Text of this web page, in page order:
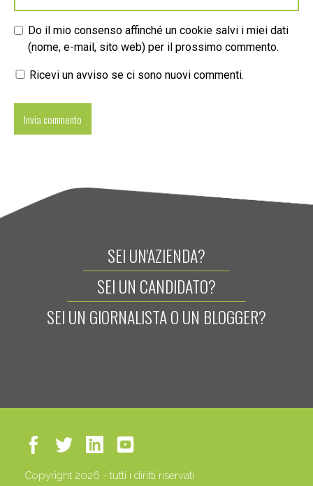
Do il mio consenso affinché un cookie salvi i miei dati
(nome, e-mail, sito web) per il prossimo commento.
Ricevi un avviso se ci sono nuovi commenti.
SEI UN'AZIENDA?
SEI UN CANDIDATO?
SEI UN GIORNALISTA O UN BLOGGER?
Copyright 2026 - tutti i diritti riservati